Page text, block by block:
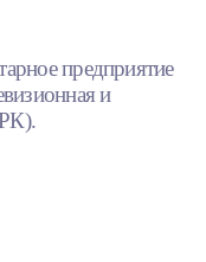
предприятие
и